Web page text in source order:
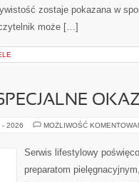
zostaje pokazana w
może […]
- 2026 MOŻLIWOŚĆ
Serwis lifestylowy
preparatom